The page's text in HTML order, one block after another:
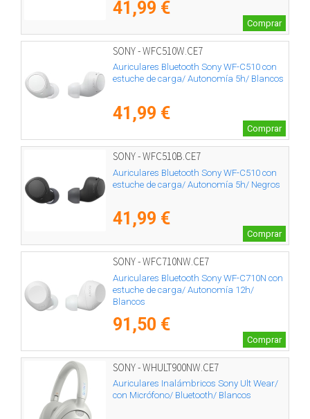
41,99 €
Comprar
SONY - WFC510W.CE7
Auriculares Bluetooth Sony WF-C510 con
estuche de carga/ Autonomía 5h/ Blancos
41,99 €
Comprar
SONY - WFC510B.CE7
Auriculares Bluetooth Sony WF-C510 con
estuche de carga/ Autonomía 5h/ Negros
41,99 €
Comprar
SONY - WFC710NW.CE7
Auriculares Bluetooth Sony WF-C710N con
estuche de carga/ Autonomía 12h/
Blancos
91,50 €
Comprar
SONY - WHULT900NW.CE7
Auriculares Inalámbricos Sony Ult Wear/
con Micrófono/ Bluetooth/ Blancos